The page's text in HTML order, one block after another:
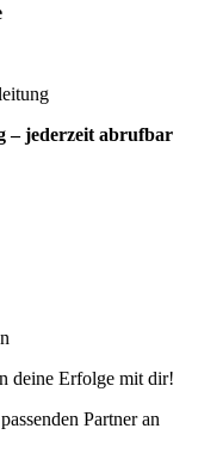
– jederzeit abrufbar
deine Erfolge mit dir!
Partner an